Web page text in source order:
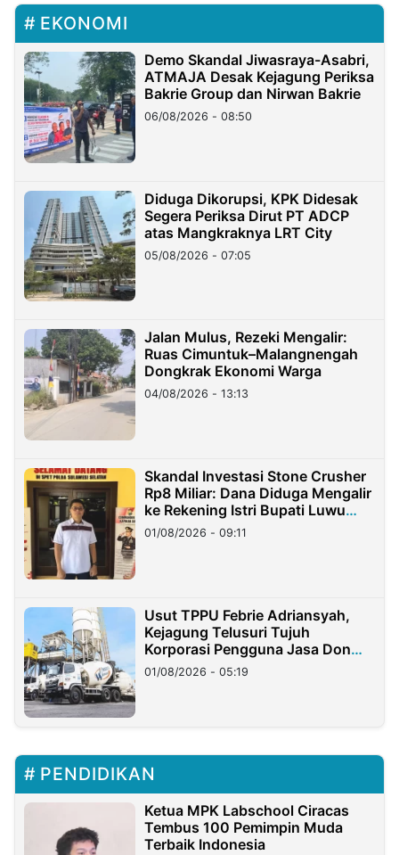
EKONOMI
Demo Skandal Jiwasraya-Asabri,
ATMAJA Desak Kejagung Periksa
Bakrie Group dan Nirwan Bakrie
06/08/2026 - 08:50
Diduga Dikorupsi, KPK Didesak
Segera Periksa Dirut PT ADCP
atas Mangkraknya LRT City
05/08/2026 - 07:05
Jalan Mulus, Rezeki Mengalir:
Ruas Cimuntuk–Malangnengah
Dongkrak Ekonomi Warga
04/08/2026 - 13:13
Skandal Investasi Stone Crusher
Rp8 Miliar: Dana Diduga Mengalir
ke Rekening Istri Bupati Luwu
Timur
01/08/2026 - 09:11
Usut TPPU Febrie Adriansyah,
Kejagung Telusuri Tujuh
Korporasi Pengguna Jasa Don
Ritto
01/08/2026 - 05:19
PENDIDIKAN
Ketua MPK Labschool Ciracas
Tembus 100 Pemimpin Muda
Terbaik Indonesia